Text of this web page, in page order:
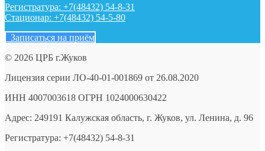
Регистратура: +7(48432) 54-8-31
Стационар: +7(48432) 54-5-80
Записаться на приём
© 2026 ЦРБ г.Жуков
Лицензия серии ЛО-40-01-001869 от 26.08.2020
ИНН 4007003618 ОГРН 1024000630422
Адрес: 249191 Калужская область, г. Жуков, ул. Ленина, д. 96
Регистратура: +7(48432) 54-8-31